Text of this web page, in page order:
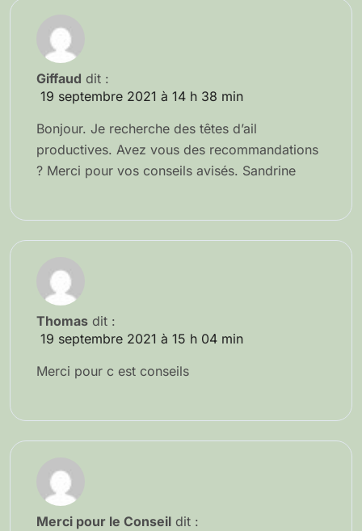
Giffaud dit :
19 septembre 2021 à 14 h 38 min
Bonjour. Je recherche des têtes d’ail
productives. Avez vous des recommandations
? Merci pour vos conseils avisés. Sandrine
Thomas dit :
19 septembre 2021 à 15 h 04 min
Merci pour c est conseils
Merci pour le Conseil dit :